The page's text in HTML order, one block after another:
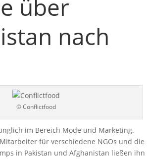
über
nach
© Conflictfood
im Bereich Mode und Marketing.
für verschiedene NGOs und die
in Pakistan und Afghanistan ließen ihn